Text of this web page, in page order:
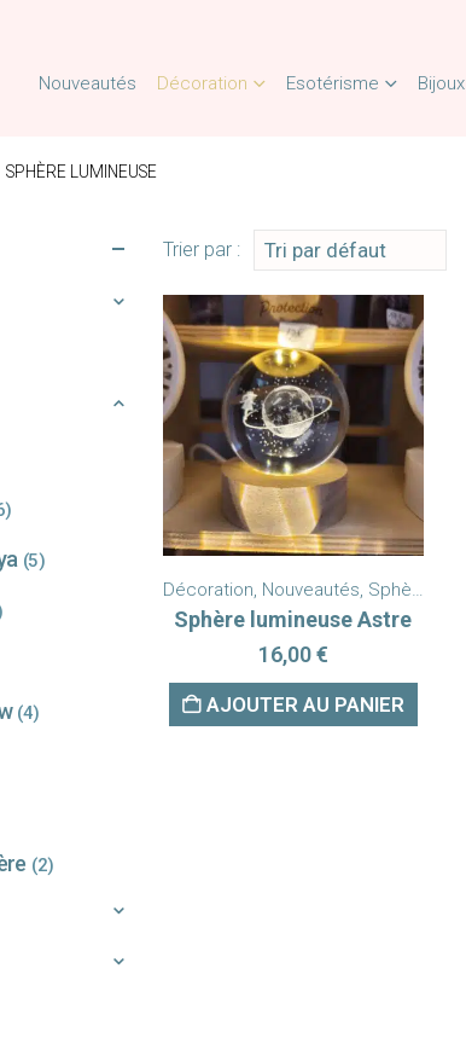
Nouveautés Décoration Esotérisme Bijoux
SPHÈRE LUMINEUSE
Trier par :
Décoration, Nouveautés, Sphère Lumineuse
Sphère lumineuse Astre
16,00€
AJOUTER AU PANIER
(5)
(4)
(2)